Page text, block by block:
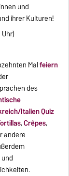
und
ihrer Kulturen!
Malfeiern
des
Italien Quiz
,Crêpes,
andere